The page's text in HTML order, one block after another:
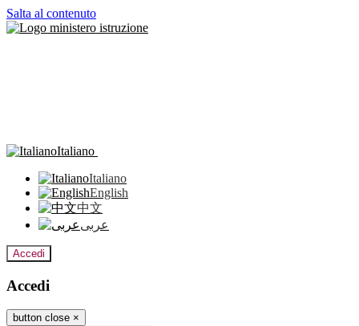
Salta al contenuto
Italiano
Italiano
English
中文
عربى
Accedi
Accedi
button close ×